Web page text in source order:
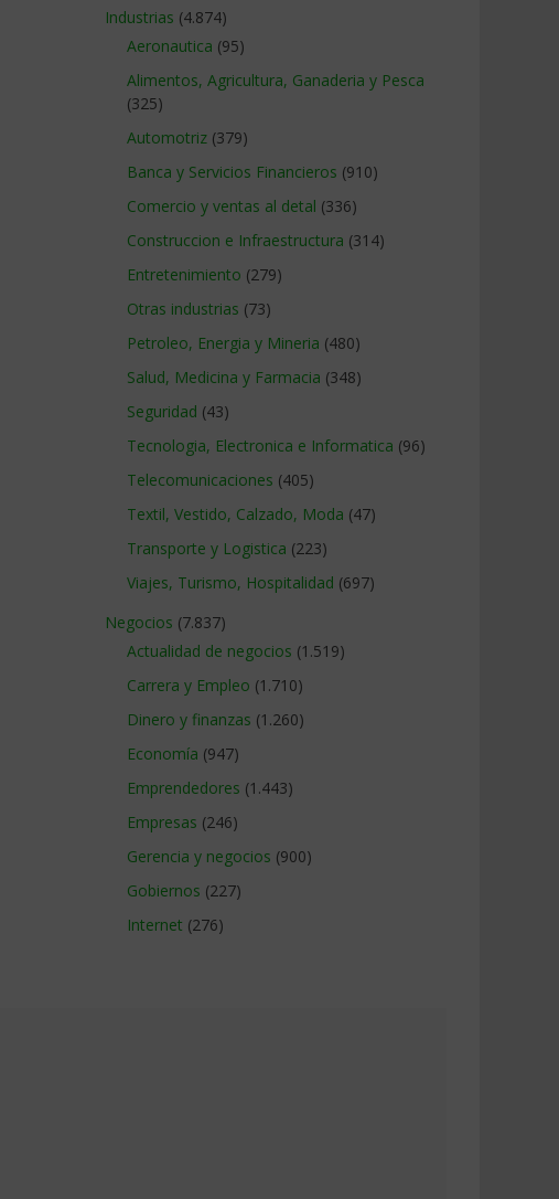
Industrias (4.874)
Aeronautica (95)
Alimentos, Agricultura, Ganaderia y Pesca
(325)
Automotriz (379)
Banca y Servicios Financieros (910)
Comercio y ventas al detal (336)
Construccion e Infraestructura (314)
Entretenimiento (279)
Otras industrias (73)
Petroleo, Energia y Mineria (480)
Salud, Medicina y Farmacia (348)
Seguridad (43)
Tecnologia, Electronica e Informatica (96)
Telecomunicaciones (405)
Textil, Vestido, Calzado, Moda (47)
Transporte y Logistica (223)
Viajes, Turismo, Hospitalidad (697)
Negocios (7.837)
Actualidad de negocios (1.519)
Carrera y Empleo (1.710)
Dinero y finanzas (1.260)
Economía (947)
Emprendedores (1.443)
Empresas (246)
Gerencia y negocios (900)
Gobiernos (227)
Internet (276)